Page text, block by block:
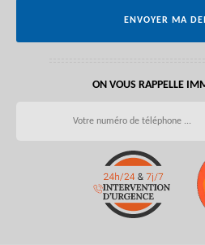
ON VOUS RAPPELLE